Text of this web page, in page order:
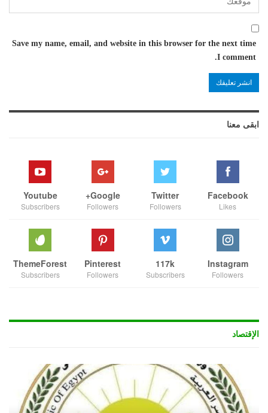
Save my name, email, and website in this browser for the next time
I comment.
ابقى معنا
Facebook
Likes
Twitter
Followers
Google+
Followers
Youtube
Subscribers
Instagram
Followers
117k
Subscribers
Pinterest
Followers
ThemeForest
Subscribers
الإقتصاد